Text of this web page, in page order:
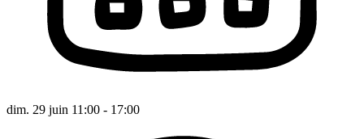
dim. 29 juin 11:00 - 17:00